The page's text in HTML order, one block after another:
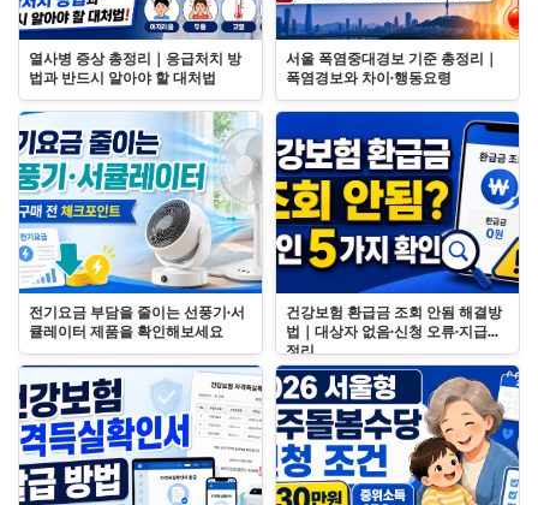
열사병 증상 총정리｜응급처치 방
법과 반드시 알아야 할 대처법
서울 폭염중대경보 기준 총정리｜
폭염경보와 차이·행동요령
전기요금 부담을 줄이는 선풍기·서
큘레이터 제품을 확인해보세요
건강보험 환급금 조회 안됨 해결방
법｜대상자 없음·신청 오류·지급일
정리